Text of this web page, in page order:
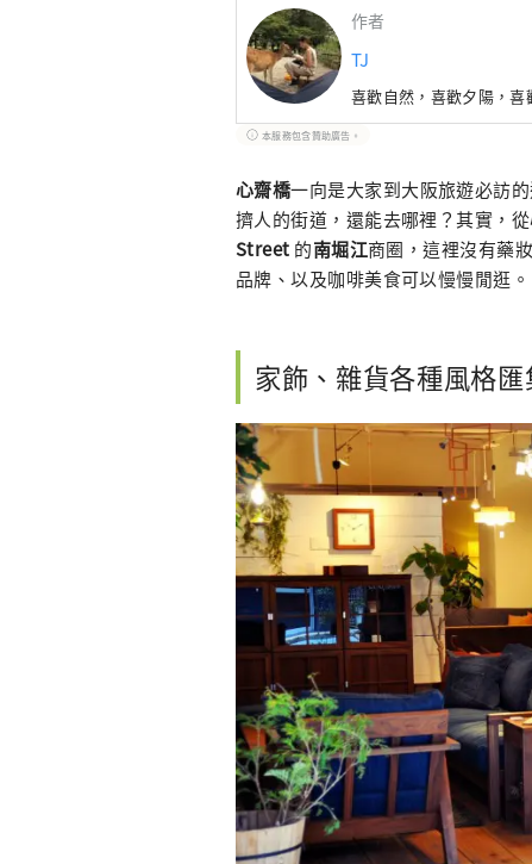
作者
TJ
喜歡自然，喜歡夕陽，喜
本服務包含贊助廣告。
心齋橋一向是大家到大阪旅遊必訪
擠人的街道，還能去哪裡？其實，從
Street 的南堀江商圈，這裡沒有藥
品牌、以及咖啡美食可以慢慢閒逛。
家飾、雜貨各種風格匯